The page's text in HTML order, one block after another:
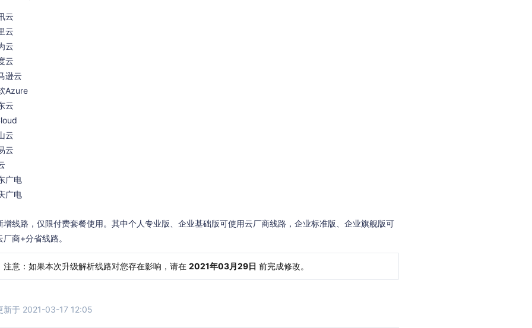
云
云
云
云
逊云
Azure
云
云
云
广电
广电
增线路，仅限付费套餐使用。其中个人专业版、企业基础版可使用云厂商线路，企业标准版、企业旗舰版可
厂商+分省线路。
注意：如果本次升级解析线路对您存在影响，请在 2021年03月29日 前完成修改。
新于 2021-03-17 12:05